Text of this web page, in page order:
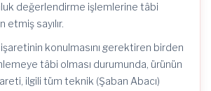
değerlendirme işlemlerine tâbi
sayılır.
işaretinin konulmasını gerektiren birden
tâbi olması durumunda, ürünün
ilgili tüm teknik (Şaban Abacı)